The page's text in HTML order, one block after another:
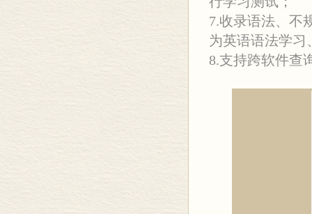
7.收录语法、不
为英语语法学习
8.支持跨软件查